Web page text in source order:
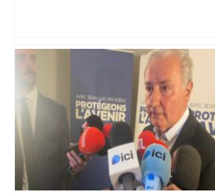
Un drone provoque un chaos aérien à
Toulouse : ce que risque vraiment un
pilote hors des clous – France 3
Régions